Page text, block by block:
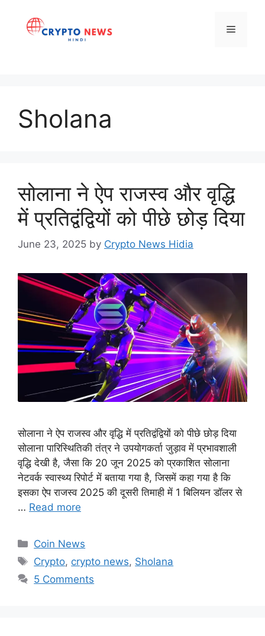
content
Menu
Sholana
सोलाना ने ऐप राजस्व और वृद्धि
में प्रतिद्वंद्वियों को पीछे छोड़ दिया
June 23, 2025 by Crypto News Hidia
सोलाना ने ऐप राजस्व और वृद्धि में प्रतिद्वंद्वियों को पीछे छोड़ दिया
सोलाना पारिस्थितिकी तंत्र ने उपयोगकर्ता जुड़ाव में प्रभावशाली
वृद्धि देखी है, जैसा कि 20 जून 2025 को प्रकाशित सोलाना
नेटवर्क स्वास्थ्य रिपोर्ट में बताया गया है, जिसमें कहा गया है कि
इसका ऐप राजस्व 2025 की दूसरी तिमाही में 1 बिलियन डॉलर से
… Read more
Categories
Coin News
Tags
Crypto, crypto news, Sholana
5 Comments